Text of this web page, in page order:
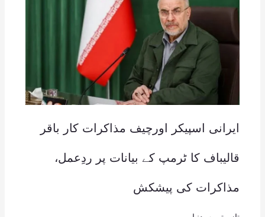
ایرانی اسپیکر اورچیف مذاکرات کار باقر
قالیباف کا ٹرمپ کے بیانات پر ردِعمل،
مذاکرات کی پیشکش